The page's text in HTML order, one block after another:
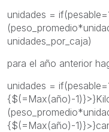
unidades =
unidades_por_caja)
para el año anterior
unidades =
{$(=Max(año)-
{$(=Max(año)-